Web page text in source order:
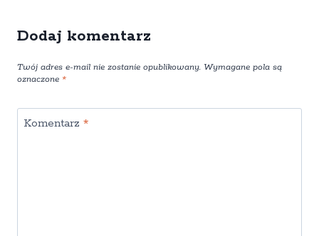
Dodaj komentarz
Twój adres e-mail nie zostanie opublikowany. Wymagane pola są
oznaczone *
Komentarz *